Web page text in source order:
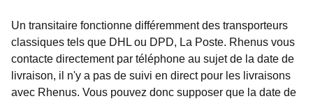
Un transitaire fonctionne différemment des transporteurs
classiques tels que DHL ou DPD, La Poste. Rhenus vous
contacte directement par téléphone au sujet de la date de
livraison, il n'y a pas de suivi en direct pour les livraisons
avec Rhenus. Vous pouvez donc supposer que la date de